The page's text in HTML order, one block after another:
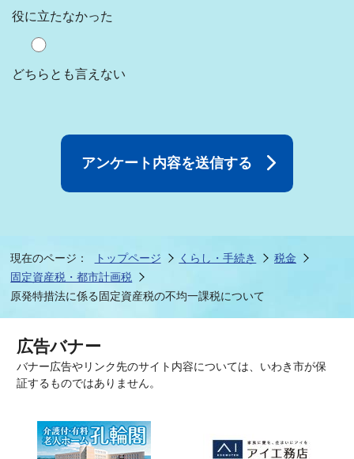
役に立たなかった
どちらとも言えない
現在のページ： トップページ くらし・手続き
税金
固定資産税・都市計画税
原発特措法に係る固定資産税の不均一課税について
広告バナー
バナー広告やリンク先のサイト内容については、いわき市が保
証するものではありません。